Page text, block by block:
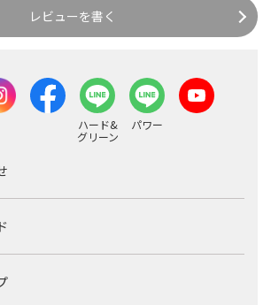
レビューを書く
ハード&
グリーン
パワー